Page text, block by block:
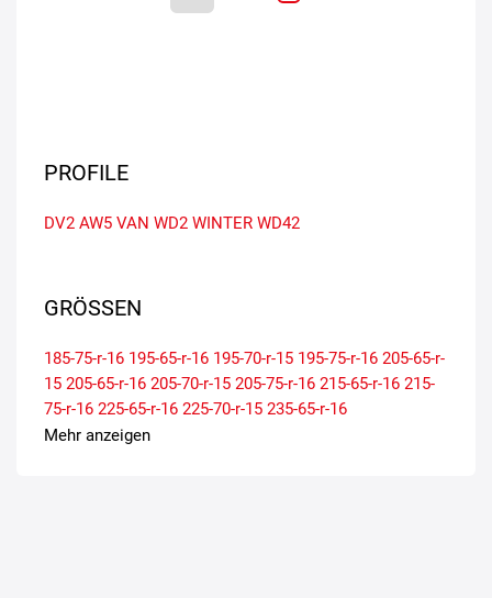
PROFILE
DV2 AW5 VAN WD2 WINTER WD42
GRÖSSEN
185-75-r-16 195-65-r-16 195-70-r-15 195-75-r-16 205-65-r-
15 205-65-r-16 205-70-r-15 205-75-r-16 215-65-r-16 215-
75-r-16 225-65-r-16 225-70-r-15 235-65-r-16
Mehr anzeigen